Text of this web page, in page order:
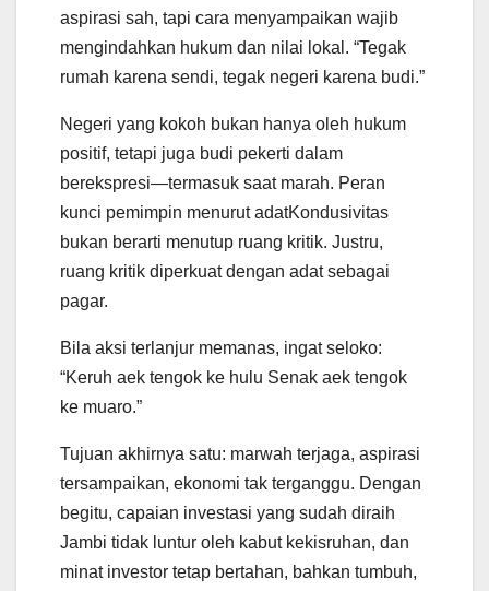
aspirasi sah, tapi cara menyampaikan wajib
mengindahkan hukum dan nilai lokal. “Tegak
rumah karena sendi, tegak negeri karena budi.”
Negeri yang kokoh bukan hanya oleh hukum
positif, tetapi juga budi pekerti dalam
berekspresi—termasuk saat marah. Peran
kunci pemimpin menurut adatKondusivitas
bukan berarti menutup ruang kritik. Justru,
ruang kritik diperkuat dengan adat sebagai
pagar.
Bila aksi terlanjur memanas, ingat seloko:
“Keruh aek tengok ke hulu Senak aek tengok
ke muaro.”
Tujuan akhirnya satu: marwah terjaga, aspirasi
tersampaikan, ekonomi tak terganggu. Dengan
begitu, capaian investasi yang sudah diraih
Jambi tidak luntur oleh kabut kekisruhan, dan
minat investor tetap bertahan, bahkan tumbuh,